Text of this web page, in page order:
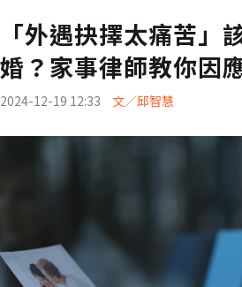
「外遇抉擇太痛苦」
婚？家事律師教你因
2024-12-19 12:33 文／邱智慧